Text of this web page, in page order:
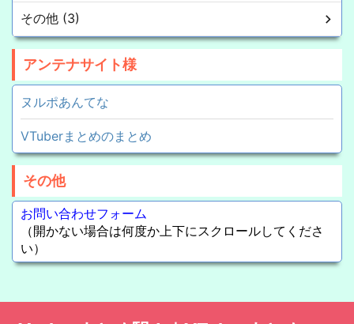
その他 (3)
アンテナサイト様
ヌルポあんてな
VTuberまとめのまとめ
その他
お問い合わせフォーム
（開かない場合は何度か上下にスクロールしてくださ
い）